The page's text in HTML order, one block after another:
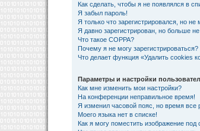
Как сделать, чтобы я не появлялся в
Я забыл пароль!
Я только что зарегистрировался, но не
Я давно зарегистрирован, но больше
Что такое COPPA?
Почему я не могу зарегистрироваться?
Что делает функция «Удалить cookies
Параметры и настройки
Как мне изменить мои настройки?
На конференции неправильное время!
Я изменил часовой пояс, но время все
Моего языка нет в списке!
Как я могу поместить изображение